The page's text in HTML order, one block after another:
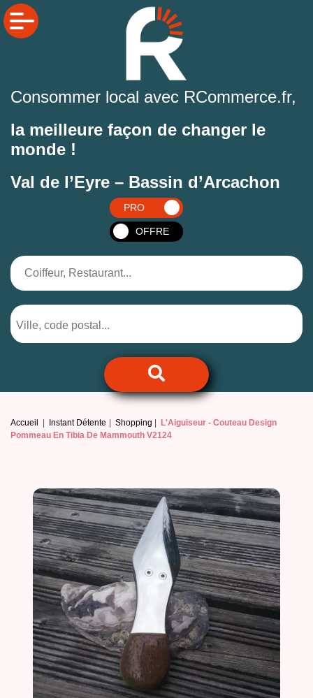
Consommer local avec RCommerce.fr,
la meilleure façon de changer le
monde !
Val de l’Eyre – Bassin d’Arcachon
PRO
OFFRE
Accueil Instant Détente Shopping L'Aiguiseur -Couteau Design
Pommeau En Tibia De Mammouth V2124